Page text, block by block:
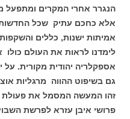
הנגרר אחרי המקרים ומתפעל
אלא כחכם עתיק שכל החדשות
אמיתות ישנות, כללים
לימדנו לראות את העולם
אספקלריה יהודית מקורית. על
גם בשיפוט ההווה מרגליות
זהו המעשה המסמל את פעולת
פרושי איבן עזרא לפרשת